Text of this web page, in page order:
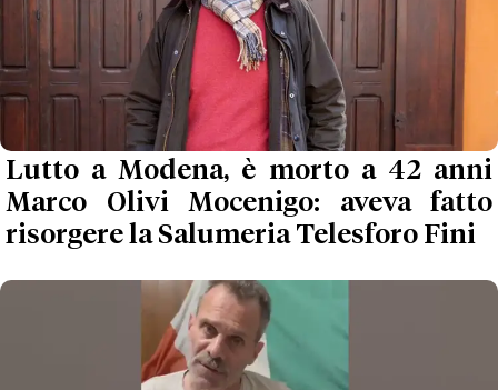
Lutto a Modena, è morto a 42 anni
Marco Olivi Mocenigo: aveva fatto
risorgere la Salumeria Telesforo Fini